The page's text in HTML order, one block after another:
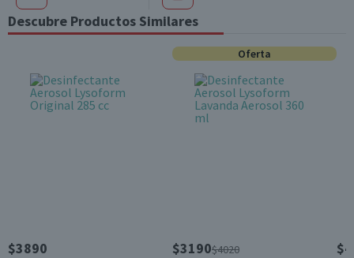
Descubre Productos Similares
$3890
Oferta
$3190$4020